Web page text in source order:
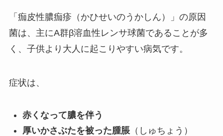
「痂皮性膿痂疹（かひせいのうかしん）」の原因
菌は、主にA群β溶血性レンサ球菌であることが多
く、子供より大人に起こりやすい病気です。
症状は、
赤くなって膿を伴う
厚いかさぶたを被った腫脹（しゅちょう）